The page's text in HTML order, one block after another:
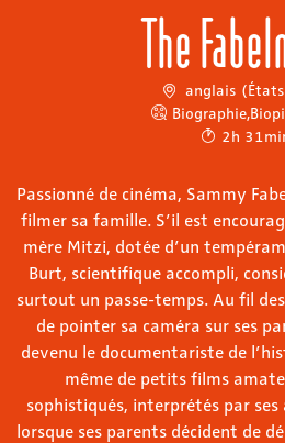
The
anglais
Biographie,
2h
Passionné de cinéma, Sammy
filmer sa famille. S’il est
mère Mitzi, dotée d’un
Burt, scientifique accompli,
surtout un passe-temps. Au fil
de pointer sa caméra sur ses
devenu le documentariste de
même de petits films
sophistiqués, interprétés par
lorsque ses parents décident de